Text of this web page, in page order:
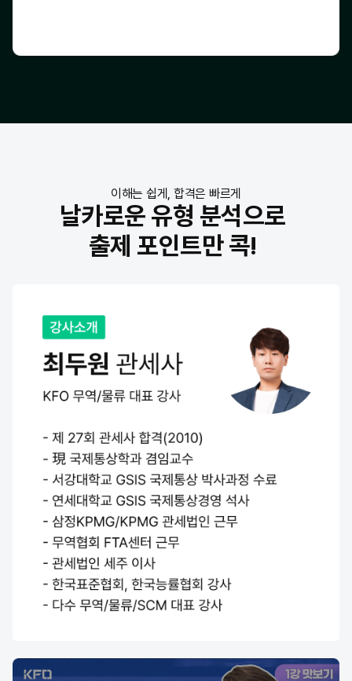
이해는 쉽게, 합격은 빠르게
날카로운 유형 분석으로
출제 포인트만 콕!